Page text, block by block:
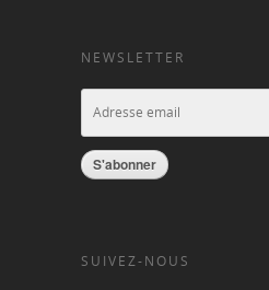
NEWSLETTER
S'abonner
SUIVEZ-NOUS